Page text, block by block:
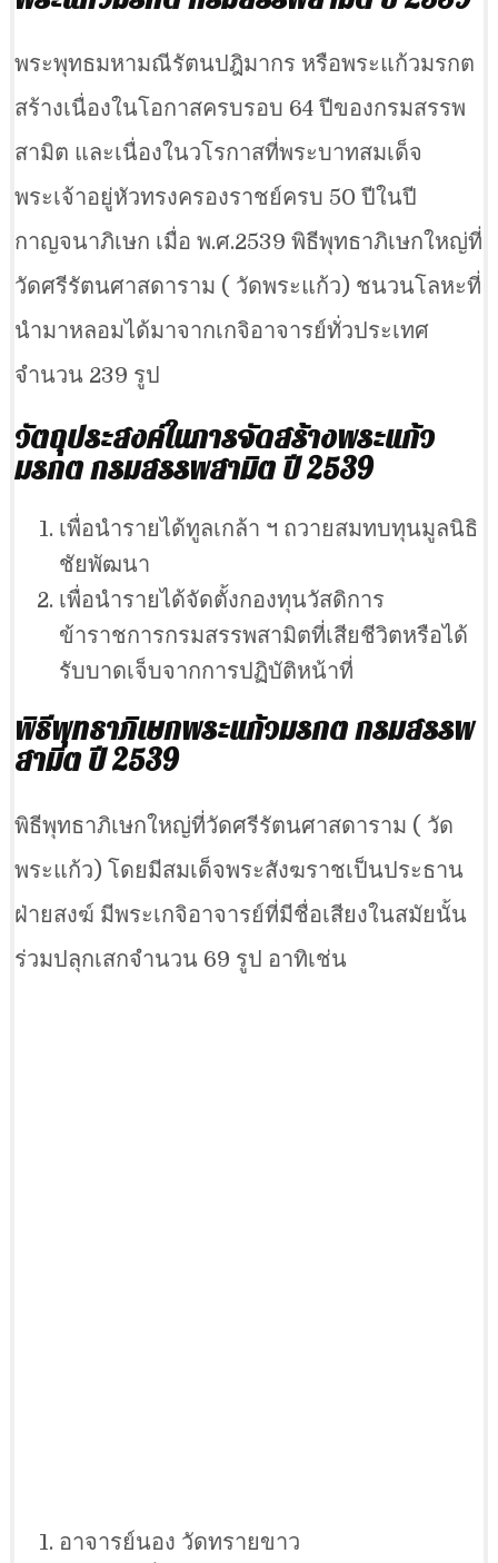
พระพุทธมหามณีรัตนปฎิมากร หรือพระแก้วมรกต
สร้างเนื่องในโอกาสครบรอบ 64 ปีของกรมสรรพ
สามิต และเนื่องในวโรกาสที่พระบาทสมเด็จ
พระเจ้าอยู่หัวทรงครองราชย์ครบ 50 ปีในปี
กาญจนาภิเษก เมื่อ พ.ศ.2539 พิธีพุทธาภิเษกใหญ่ที่
วัดศรีรัตนศาสดาราม ( วัดพระแก้ว) ชนวนโลหะที่
นำมาหลอมได้มาจากเกจิอาจารย์ทั่วประเทศ
จำนวน 239 รูป
วัตถุประสงค์ในการจัดสร้างพระแก้ว
มรกต กรมสรรพสามิต ปี 2539
เพื่อนำรายได้ทูลเกล้า ฯ ถวายสมทบทุนมูลนิธิ
ชัยพัฒนา
เพื่อนำรายได้จัดตั้งกองทุนวัสดิการ
ข้าราชการกรมสรรพสามิตที่เสียชีวิตหรือได้
รับบาดเจ็บจากการปฏิบัติหน้าที่
พิธีพุทธาภิเษกพระแก้วมรกต กรมสรรพ
สามิต ปี 2539
พิธีพุทธาภิเษกใหญ่ที่วัดศรีรัตนศาสดาราม ( วัด
พระแก้ว) โดยมีสมเด็จพระสังฆราชเป็นประธาน
ฝ่ายสงฆ์ มีพระเกจิอาจารย์ที่มีชื่อเสียงในสมัยนั้น
ร่วมปลุกเสกจำนวน 69 รูป อาทิเช่น
อาจารย์นอง วัดทรายขาว